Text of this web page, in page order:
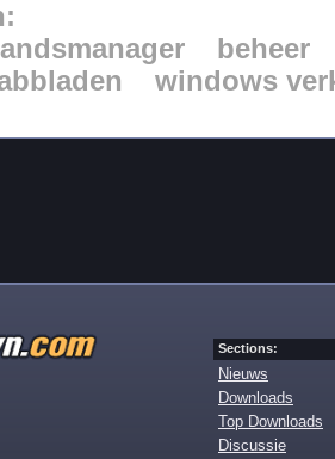
beheer
windows
Sections:
Nieuws
Downloads
Top Downloads
Discussie